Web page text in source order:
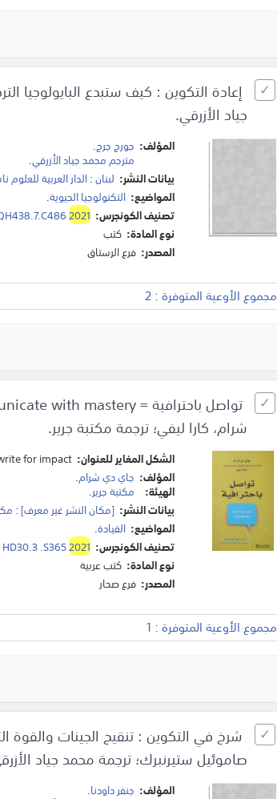
إعادة التكوين : كيف ستبدع البايولوجيا
جياد الأزرقي.
المؤلف: جورج جرج.
مترجم محمد جياد الأزرقي.
بيانات النشر: لبنان:الدار العربية للعلوم
المواضيع: التكنولوجيا الحيوية.
تصنيف الكونجرس: 2021
نوع المادة: كتب
المصدر: فرع الرستاق
مجموع الأوعية المتوفرة : 2
شرام، كارا ليفي؛ ترجمة مكتبة جرير.
الشكل المغاير للعنوان: for impact.
المؤلف: جاي دي شرام.
الهيئة: مكتبة جرير.
بيانات النشر: [مكان النشر غير معرف]:
المواضيع: القيادة.
تصنيف الكونجرس:
HD30.3 .S3652021
نوع المادة: كتب عربية
المصدر: فرع صحار
مجموع الأوعية المتوفرة : 1
شرخ في التكوين : تنقيح الجينات والقوة
صاموئيل ستيرنبرك؛ ترجمة محمد جياد
المؤلف: جنفر داودنا.